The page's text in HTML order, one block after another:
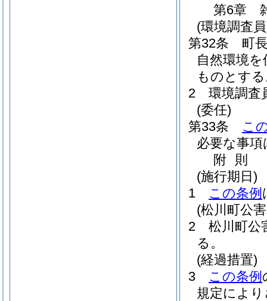
第6章
(環境調査
第32条
町
自然環境
ものとす
2
環境調査
(委任)
第33条
こ
必要な事
附 則
(施行期日)
1
この条例
(松川町公
2
松川町公
る。
(経過措置)
3
この条例
規定によ